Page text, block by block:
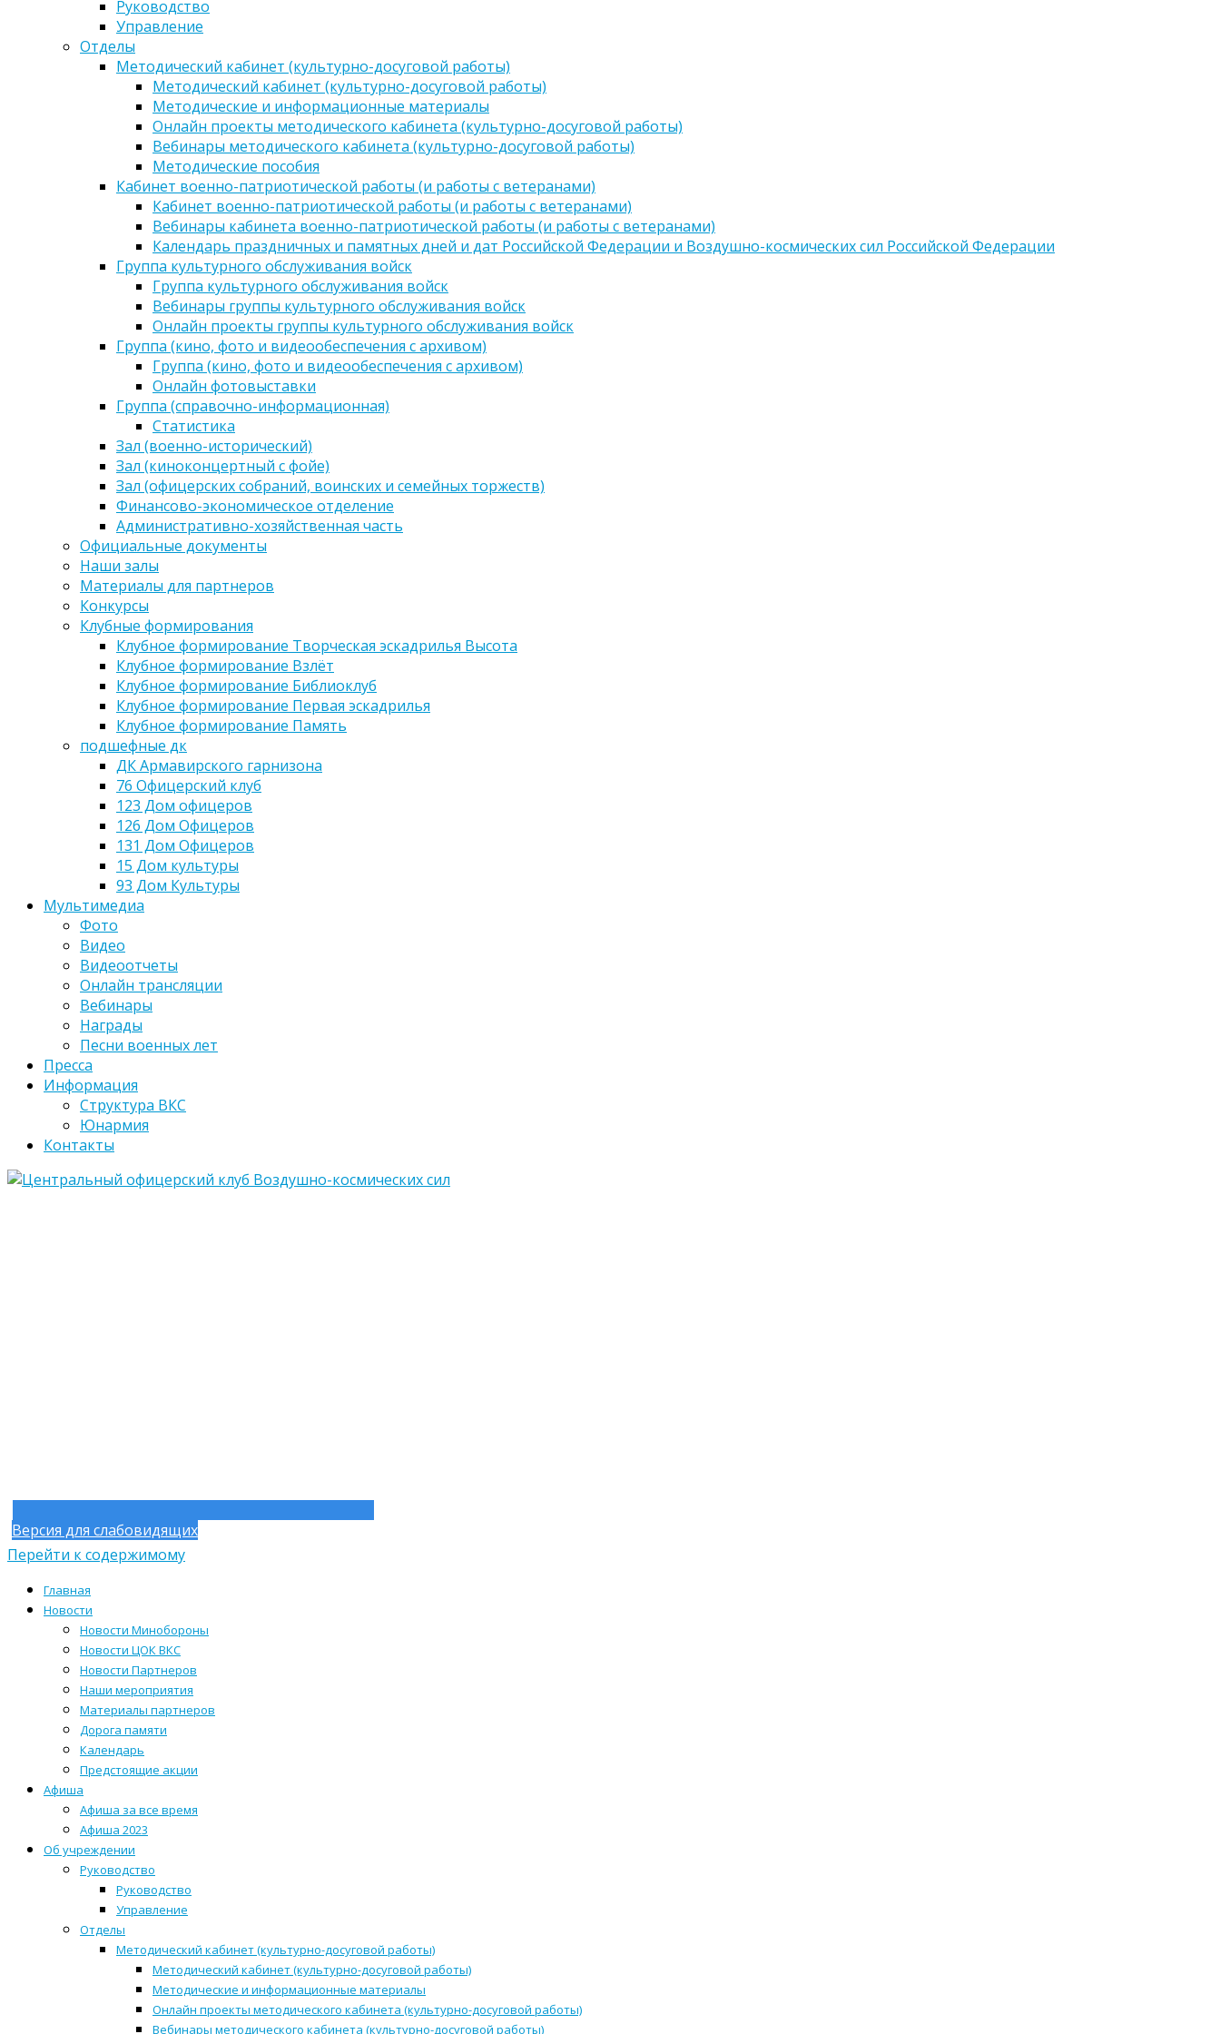
Руководство
Управление
Отделы
Методический кабинет (культурно-досуговой работы)
Методический кабинет (культурно-досуговой работы)
Методические и информационные материалы
Онлайн проекты методического кабинета (культурно-досуговой работы)
Вебинары методического кабинета (культурно-досуговой работы)
Методические пособия
Кабинет военно-патриотической работы (и работы с ветеранами)
Кабинет военно-патриотической работы (и работы с ветеранами)
Вебинары кабинета военно-патриотической работы (и работы с ветеранами)
Календарь праздничных и памятных дней и дат Российской Федерации и Воздушно-космических сил Российской Федерации
Группа культурного обслуживания войск
Группа культурного обслуживания войск
Вебинары группы культурного обслуживания войск
Онлайн проекты группы культурного обслуживания войск
Группа (кино, фото и видеообеспечения с архивом)
Группа (кино, фото и видеообеспечения с архивом)
Онлайн фотовыставки
Группа (справочно-информационная)
Статистика
Зал (военно-исторический)
Зал (киноконцертный с фойе)
Зал (офицерских собраний, воинских и семейных торжеств)
Финансово-экономическое отделение
Административно-хозяйственная часть
Официальные документы
Наши залы
Материалы для партнеров
Конкурсы
Клубные формирования
Клубное формирование Творческая эскадрилья Высота
Клубное формирование Взлёт
Клубное формирование Библиоклуб
Клубное формирование Первая эскадрилья
Клубное формирование Память
подшефные дк
ДК Армавирского гарнизона
76 Офицерский клуб
123 Дом офицеров
126 Дом Офицеров
131 Дом Офицеров
15 Дом культуры
93 Дом Культуры
Мультимедиа
Фото
Видео
Видеоотчеты
Онлайн трансляции
Вебинары
Награды
Песни военных лет
Пресса
Информация
Структура ВКС
Юнармия
Контакты
Версия для слабовидящих
Перейти к содержимому
Главная
Новости
Новости Минобороны
Новости ЦОК ВКС
Новости Партнеров
Наши мероприятия
Материалы партнеров
Дорога памяти
Календарь
Предстоящие акции
Афиша
Афиша за все время
Афиша 2023
Об учреждении
Руководство
Руководство
Управление
Отделы
Методический кабинет (культурно-досуговой работы)
Методический кабинет (культурно-досуговой работы)
Методические и информационные материалы
Онлайн проекты методического кабинета (культурно-досуговой работы)
Вебинары методического кабинета (культурно-досуговой работы)